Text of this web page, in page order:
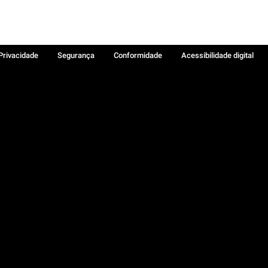
Segurança Conformidade
Acessibilidade digital